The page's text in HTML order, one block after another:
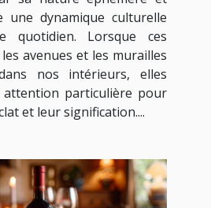
une dynamique culturelle
quotidien. Lorsque ces
avenues et les murailles
nos intérieurs, elles
attention particulière pour
et leur signification....